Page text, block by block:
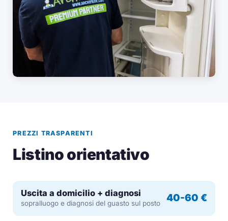
PREZZI TRASPARENTI
Listino orientativo
Uscita a domicilio + diagnosi
sopralluogo e diagnosi del guasto sul posto 40-60 €